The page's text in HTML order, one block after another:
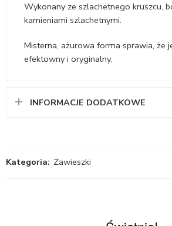
Wykonany ze szlachetnego kruszcu,
kamieniami szlachetnymi.
Misterna, ażurowa forma sprawia, że
efektowny i oryginalny.
INFORMACJE DODATKOWE
Kategoria: Zawieszki